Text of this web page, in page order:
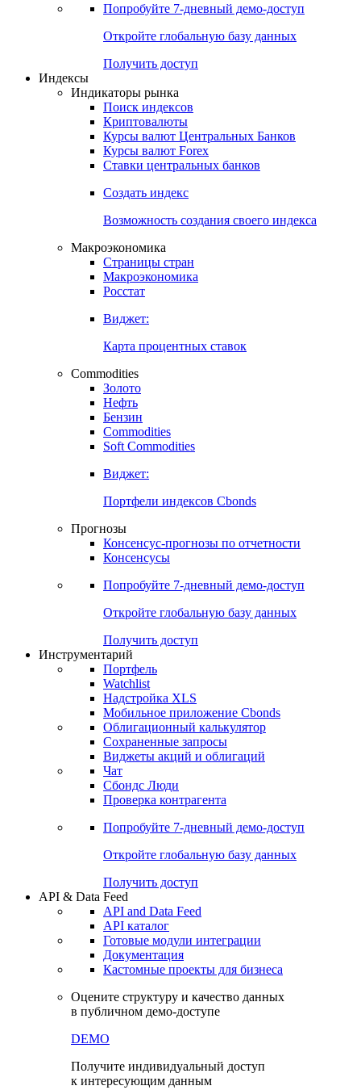
Попробуйте 7-дневный демо-доступ
Откройте глобальную базу данных
Получить доступ
Индексы
Индикаторы рынка
Поиск индексов
Криптовалюты
Курсы валют Центральных Банков
Курсы валют Forex
Ставки центральных банков
Создать индекс
Возможность создания своего индекса
Макроэкономика
Страницы стран
Макроэкономика
Росстат
Виджет:
Карта процентных ставок
Commodities
Золото
Нефть
Бензин
Commodities
Soft Commodities
Виджет:
Портфели индексов Cbonds
Прогнозы
Консенсус-прогнозы по отчетности
Консенсусы
Попробуйте 7-дневный демо-доступ
Откройте глобальную базу данных
Получить доступ
Инструментарий
Портфель
Watchlist
Надстройка XLS
Мобильное приложение Cbonds
Облигационный калькулятор
Сохраненные запросы
Виджеты акций и облигаций
Чат
Сбондс Люди
Проверка контрагента
Попробуйте 7-дневный демо-доступ
Откройте глобальную базу данных
Получить доступ
API & Data Feed
API and Data Feed
API каталог
Готовые модули интеграции
Документация
Кастомные проекты для бизнеса
Оцените структуру и качество данных
в публичном демо-доступе
DEMO
Получите индивидуальный доступ
к интересующим данным